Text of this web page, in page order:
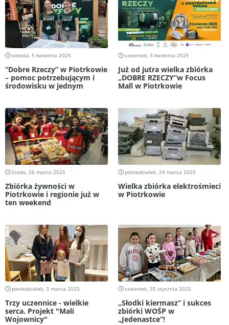
sobota, 5 kwietnia 2025
“Dobre Rzeczy” w Piotrkowie
– pomoc potrzebującym i
środowisku w jednym
czwartek, 3 kwietnia 2025
Już od jutra wielka zbiórka
„DOBRE RZECZY”w Focus
Mall w Piotrkowie
środa, 26 marca 2025
Zbiórka żywności w
Piotrkowie i regionie już w
ten weekend
poniedziałek, 24 marca 2025
Wielka zbiórka elektrośmieci
w Piotrkowie
poniedziałek, 3 marca 2025
Trzy uczennice - wielkie
serca. Projekt "Mali
Wojownicy"
czwartek, 30 stycznia 2025
„Słodki kiermasz” i sukces
zbiórki WOŚP w
„Jedenastce”!